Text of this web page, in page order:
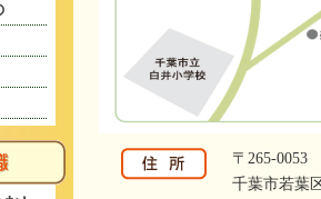
〒265-0053
千葉市若葉